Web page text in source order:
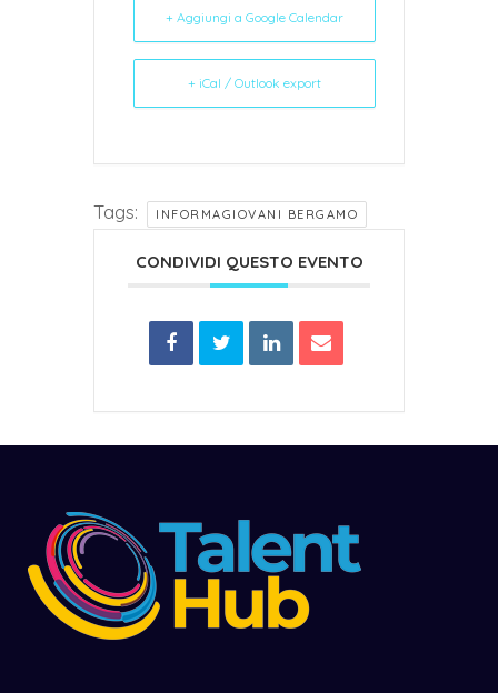
+ Aggiungi a Google Calendar
+ iCal / Outlook export
Tags: INFORMAGIOVANI BERGAMO
CONDIVIDI QUESTO EVENTO